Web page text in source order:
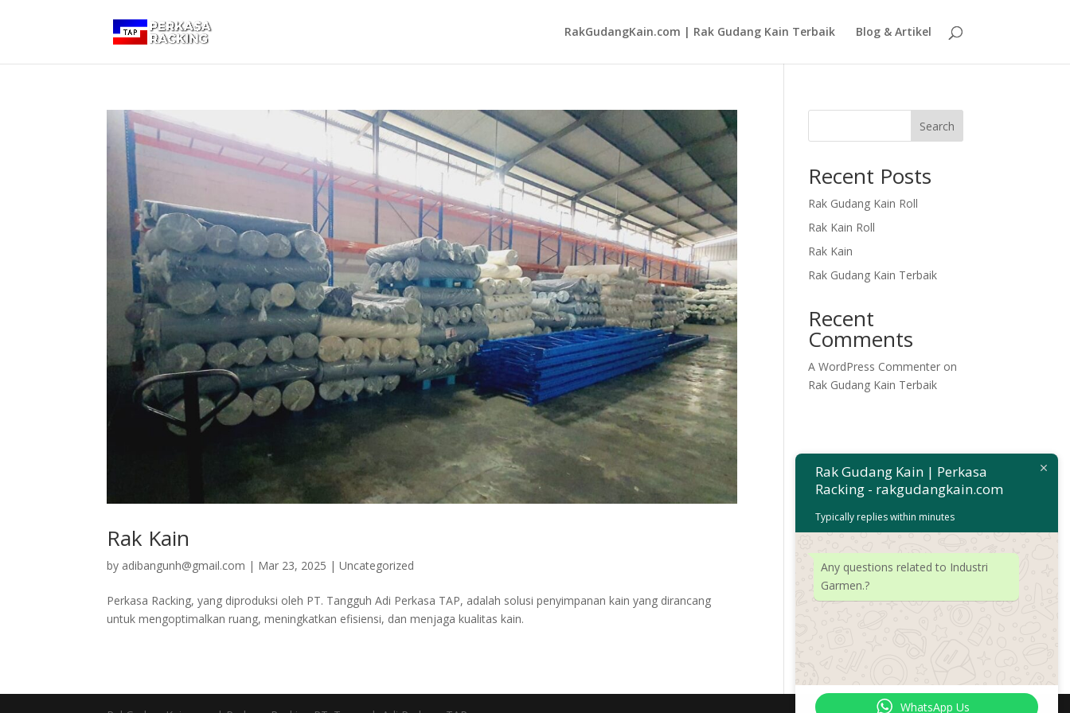
RakGudangKain.com | Rak Gudang Kain Terbaik Blog & Artikel
Rak Kain
by adibangunh@gmail.com | Mar 23, 2025 |Uncategorized
Perkasa Racking, yang diproduksi oleh PT. Tangguh Adi Perkasa TAP, adalah solusi penyimpanan kain yang dirancang
untuk mengoptimalkan ruang, meningkatkan efisiensi, dan menjaga kualitas kain.
Search
Recent Posts
Rak Gudang Kain Roll
Rak Kain Roll
Rak Kain
Rak Gudang Kain Terbaik
Recent
Comments
A WordPress Commenter on
Rak Gudang Kain Terbaik
Rak Gudang Kain | Perkasa
Racking - rakgudangkain.com
Typically replies within minutes
Any questions related to Industri
Garmen.?
WhatsApp Us